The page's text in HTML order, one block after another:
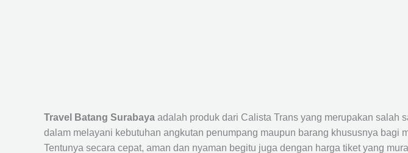
Travel Batang Surabaya adalah produk dari Calista Trans yang merupakan salah
dalam melayani kebutuhan angkutan penumpang maupun barang khususnya
Tentunya secara cepat, aman dan nyaman begitu juga dengan harga tiket yang